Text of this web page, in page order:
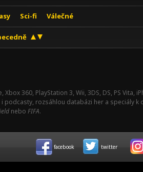
Sci-fi Válečné
Xbox 360, PlayStation 3, Wii, 3DS, DS, PS
podcasty, rozsáhlou databázi her a speciály k
nebo FIFA.
facebook twitter